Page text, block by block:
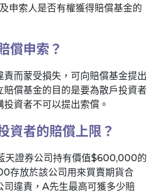
申索人是否有權獲得賠償基金的
償申索？
責而蒙受損失，可向賠償基金提出
賠償基金的目的是要為散戶投資者
資者不可以提出索償。
資者的賠償上限？
天證券公司持有價值$600,000的
存放於該公司用來買賣期貨合
司違責，A先生最高可獲多少賠